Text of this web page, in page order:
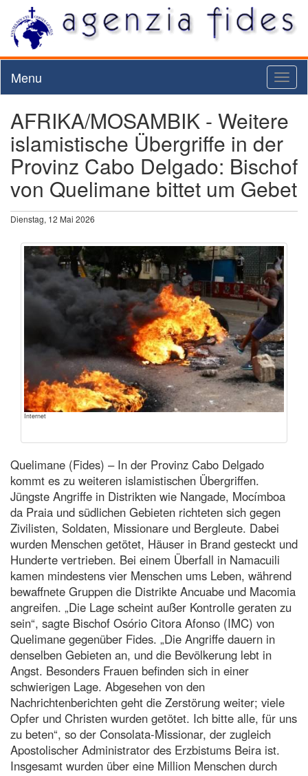
Menu
AFRIKA/MOSAMBIK - Weitere
islamistische Übergriffe in der
Provinz Cabo Delgado: Bischof
von Quelimane bittet um Gebet
Dienstag, 12 Mai 2026
Internet
Quelimane (Fides) – In der Provinz Cabo Delgado
kommt es zu weiteren islamistischen Übergriffen.
Jüngste Angriffe in Distrikten wie Nangade, Mocímboa
da Praia und südlichen Gebieten richteten sich gegen
Zivilisten, Soldaten, Missionare und Bergleute. Dabei
wurden Menschen getötet, Häuser in Brand gesteckt und
Hunderte vertrieben. Bei einem Überfall in Namacuili
kamen mindestens vier Menschen ums Leben, während
bewaffnete Gruppen die Distrikte Ancuabe und Macomia
angreifen. „Die Lage scheint außer Kontrolle geraten zu
sein“, sagte Bischof Osório Citora Afonso (IMC) von
Quelimane gegenüber Fides. „Die Angriffe dauern in
denselben Gebieten an, und die Bevölkerung lebt in
Angst. Besonders Frauen befinden sich in einer
schwierigen Lage. Abgesehen von den
Nachrichtenberichten geht die Zerstörung weiter; viele
Opfer und Christen wurden getötet. Ich bitte alle, für uns
zu beten“, so der Consolata-Missionar, der zugleich
Apostolischer Administrator des Erzbistums Beira ist.
Insgesamt wurden über eine Million Menschen durch